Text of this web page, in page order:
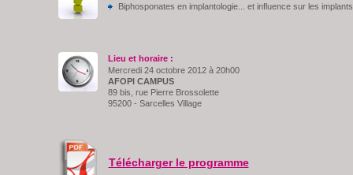
Biphosponates en implantologie... et influence sur les
Lieu et horaire :
Mercredi 24 octobre 2012 à 20h00
AFOPI CAMPUS
89 bis, rue Pierre Brossolette
95200 - Sarcelles Village
Télécharger le programme